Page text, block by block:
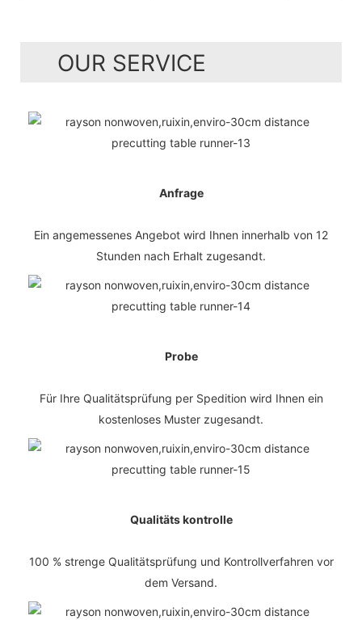
OUR SERVICE
Anfrage
Ein angemessenes Angebot wird Ihnen innerhalb von 12
Stunden nach Erhalt zugesandt.
Probe
Für Ihre Qualitätsprüfung per Spedition wird Ihnen ein
kostenloses Muster zugesandt.
Qualitäts kontrolle
100 % strenge Qualitätsprüfung und Kontrollverfahren vor
dem Versand.